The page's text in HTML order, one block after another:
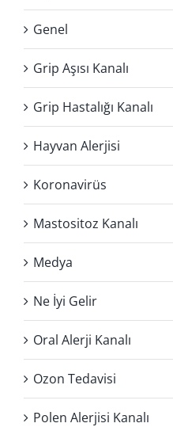
Genel
Grip Aşısı Kanalı
Grip Hastalığı Kanalı
Hayvan Alerjisi
Koronavirüs
Mastositoz Kanalı
Medya
Ne İyi Gelir
Oral Alerji Kanalı
Ozon Tedavisi
Polen Alerjisi Kanalı